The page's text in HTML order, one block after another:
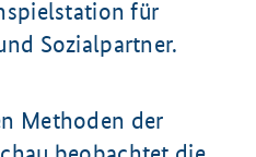
für
Sozialpartner.
Methoden der